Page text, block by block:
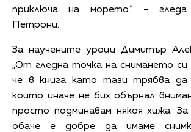
приключа на морето.“ –
Петрони.
За научените уроци Димитър
„От гледна точка на снимането си
че в книга като тази трябва
които иначе не бих обърнал
просто подминавам някоя хижа.
обаче е добре да имаме